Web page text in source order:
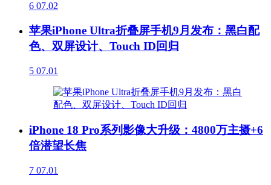
6 07.02
苹果iPhone Ultra折叠屏手机9月发布：黑白配
色、双屏设计、Touch ID回归
5 07.01
iPhone 18 Pro系列影像大升级：4800万主摄+6
倍潜望长焦
7 07.01